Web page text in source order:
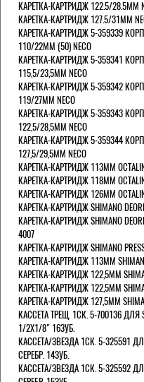
КАРЕТКА-КАРТРИДЖ 122.5/28.5ММ
КАРЕТКА-КАРТРИДЖ 127.5/31ММ
КАРЕТКА-КАРТРИДЖ 5-359339
110/22ММ (50) NECO
КАРЕТКА-КАРТРИДЖ 5-359341
115,5/23,5ММ NECO
КАРЕТКА-КАРТРИДЖ 5-359342
119/27ММ NECO
КАРЕТКА-КАРТРИДЖ 5-359343
122,5/28,5ММ NECO
КАРЕТКА-КАРТРИДЖ 5-359344
127,5/29,5ММ NECO
КАРЕТКА-КАРТРИДЖ 113ММ
КАРЕТКА-КАРТРИДЖ 118ММ
КАРЕТКА-КАРТРИДЖ 126ММ
КАРЕТКА-КАРТРИДЖ SHIMANO
КАРЕТКА-КАРТРИДЖ SHIMANO
4007
КАРЕТКА-КАРТРИДЖ SHIMANO
КАРЕТКА-КАРТРИДЖ 113ММ
КАРЕТКА-КАРТРИДЖ 122,5ММ
КАРЕТКА-КАРТРИДЖ 122,5ММ
КАРЕТКА-КАРТРИДЖ 127,5ММ
КАССЕТА ТРЕЩ. 1СК. 5-700136 ДЛЯ
1/2X1/8" 16ЗУБ.
КАССЕТА/ЗВЕЗДА 1СК. 5-325591
СЕРЕБР. 14ЗУБ.
КАССЕТА/ЗВЕЗДА 1СК. 5-325592